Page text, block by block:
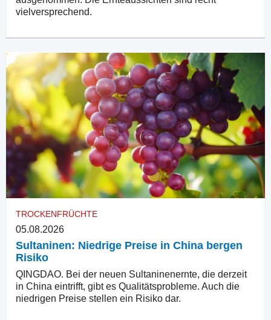
vielversprechend.
TROCKENFRÜCHTE
05.08.2026
Sultaninen: Niedrige Preise in China bergen
Risiko
QINGDAO. Bei der neuen Sultaninenernte, die derzeit
in China eintrifft, gibt es Qualitätsprobleme. Auch die
niedrigen Preise stellen ein Risiko dar.